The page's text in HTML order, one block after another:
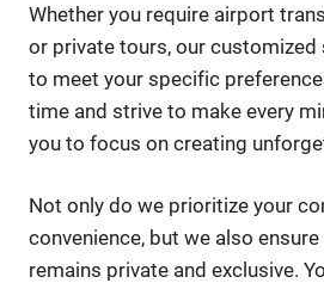
Whether you require airport
or private tours, our customized
to meet your specific
time and strive to make every
you to focus on creating
Not only do we prioritize your
convenience, but we also
remains private and exclusive.